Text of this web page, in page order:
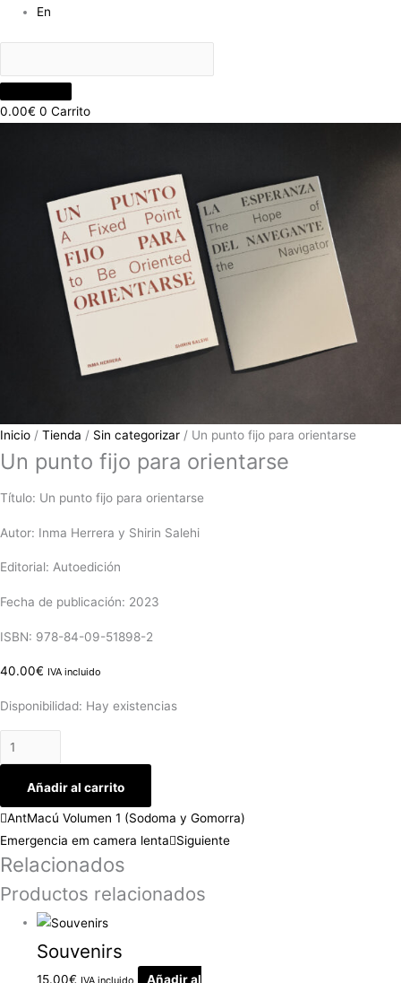
En
0.00€ 0 Carrito
Inicio / Tienda / Sin categorizar / Un punto fijo para orientarse
Un punto fijo para orientarse
Título: Un punto fijo para orientarse
Autor: Inma Herrera y Shirin Salehi
Editorial: Autoedición
Fecha de publicación: 2023
ISBN: 978-84-09-51898-2
40.00€ IVA incluido
Disponibilidad: Hay existencias
Añadir al carrito
AntMacú Volumen 1 (Sodoma y Gomorra)
Emergencia em camera lenta
Siguiente
Relacionados
Productos relacionados
Souvenirs
15.00€ IVA incluido
Añadir al